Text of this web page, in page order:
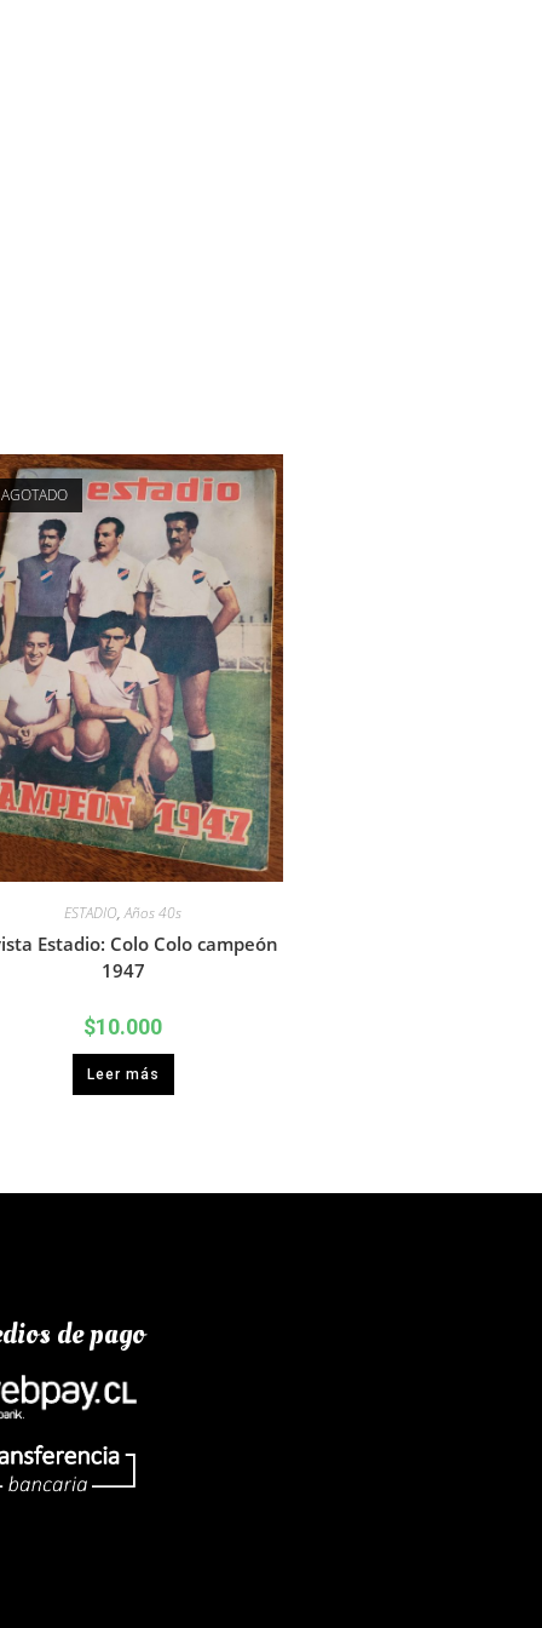
AGOTADO
ESTADIO,Años 40s
Estadio: Colo Colo campeón
1947
$10.000
Leer más
de pago